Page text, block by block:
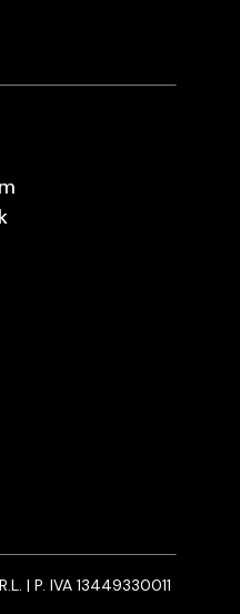
| P. IVA 13449330011